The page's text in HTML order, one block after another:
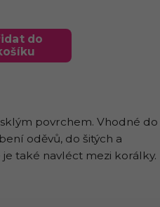
do
povrchem. Vhodné do
oděvů, do šitých a
také navléct mezi korálky.